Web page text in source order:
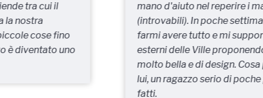
mano d'aiuto nel reperire i materiali isolanti
(introvabili). In poche settimane, Salvo riuscì a
farmi avere tutto e mi supportò anche per gli
esterni delle Ville proponendomi una finitura
molto bella e di design. Cosa posso dire su di
lui, un ragazzo serio di poche parole e molti